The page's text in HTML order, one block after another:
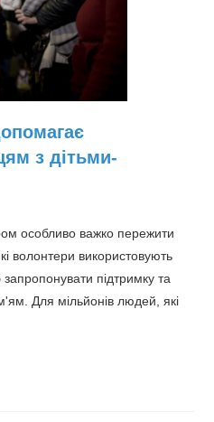
з дітьми-
особливо важко пережити
волонтери використовують
підтримку та
Для мільйонів людей, які